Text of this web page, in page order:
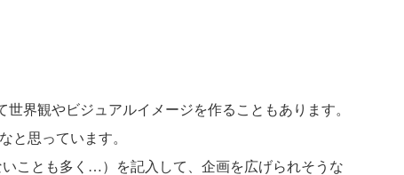
界観やビジュアルイメージを作ることもあります。
と思っています。
ことも多く…）を記入して、企画を広げられそうな